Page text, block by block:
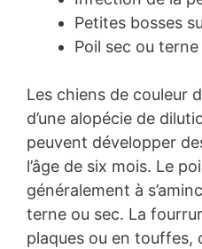
Petites bosses
Poil sec ou terne
Les chiens de couleur
d’une alopécie de
peuvent développer
l’âge de six mois. Le
généralement à
terne ou sec. La
plaques ou en touffes,